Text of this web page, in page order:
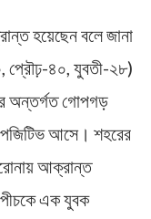
হয়েছেন বলে জানা
প্রৌঢ়-৪০, যুবতী-২৮)
অন্তর্গত গোপগড়
আসে। শহরের
আক্রান্ত
এক যুবক